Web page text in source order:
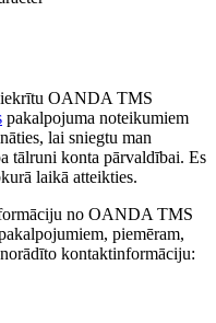
OANDA TMS
pakalpojuma noteikumiem
lai sniegtu man
tālruni konta pārvaldībai. Es
laikā atteikties.
no OANDA TMS
piemēram,
kontaktinformāciju: